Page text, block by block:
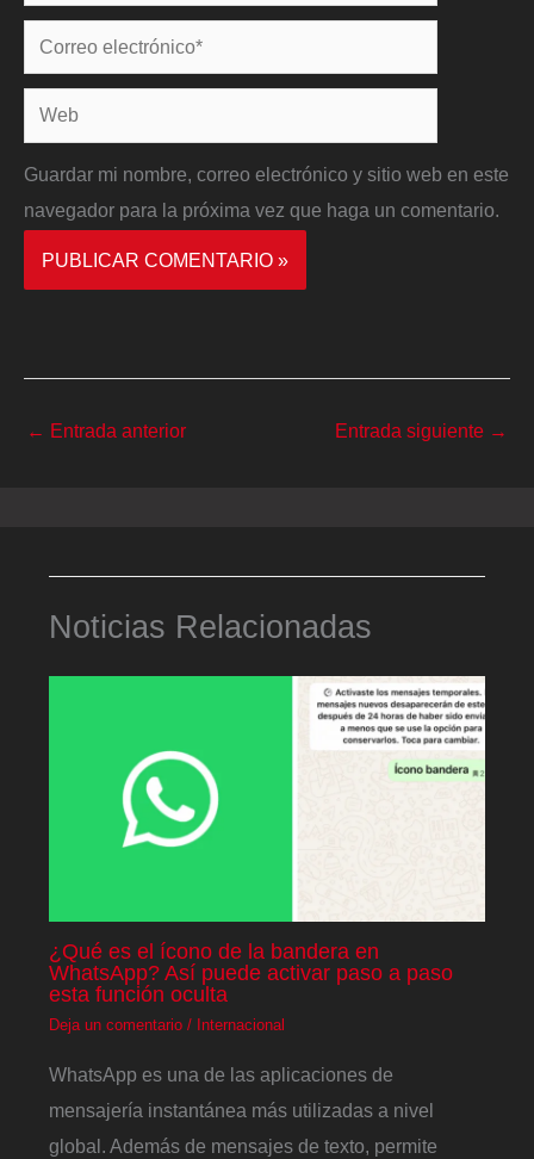
Correo
electrónico*
Web
Guardar mi nombre, correo electrónico y sitio web en este
navegador para la próxima vez que haga un comentario.
← Entrada anterior Entrada siguiente →
Noticias Relacionadas
¿Qué es el ícono de la bandera en
WhatsApp? Así puede activar paso a paso
esta función oculta
Deja un comentario / Internacional
WhatsApp es una de las aplicaciones de
mensajería instantánea más utilizadas a nivel
global. Además de mensajes de texto, permite